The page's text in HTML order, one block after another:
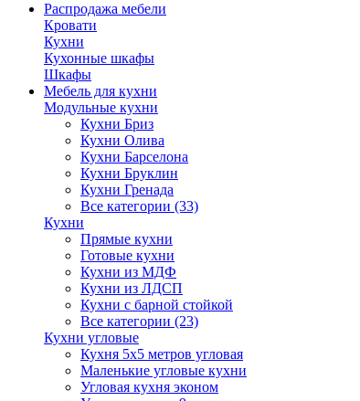
Распродажа мебели
Кровати
Кухни
Кухонные шкафы
Шкафы
Мебель для кухни
Модульные кухни
Кухни Бриз
Кухни Олива
Кухни Барселона
Кухни Бруклин
Кухни Гренада
Все категории (33)
Кухни
Прямые кухни
Готовые кухни
Кухни из МДФ
Кухни из ЛДСП
Кухни с барной стойкой
Все категории (23)
Кухни угловые
Кухня 5х5 метров угловая
Маленькие угловые кухни
Угловая кухня эконом